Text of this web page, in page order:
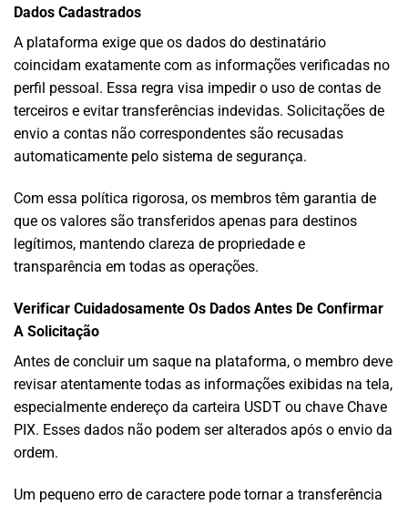
Dados Cadastrados
A plataforma exige que os dados do destinatário
coincidam exatamente com as informações verificadas no
perfil pessoal. Essa regra visa impedir o uso de contas de
terceiros e evitar transferências indevidas. Solicitações de
envio a contas não correspondentes são recusadas
automaticamente pelo sistema de segurança.
Com essa política rigorosa, os membros têm garantia de
que os valores são transferidos apenas para destinos
legítimos, mantendo clareza de propriedade e
transparência em todas as operações.
Verificar Cuidadosamente Os Dados Antes De Confirmar
A Solicitação
Antes de concluir um saque na plataforma, o membro deve
revisar atentamente todas as informações exibidas na tela,
especialmente endereço da carteira USDT ou chave Chave
PIX. Esses dados não podem ser alterados após o envio da
ordem.
Um pequeno erro de caractere pode tornar a transferência